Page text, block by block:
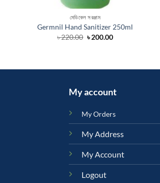
মেডিকেল সরঞ্জাম
Germnil Hand Sanitizer 250ml
৳220.00 Original
৳200.00Current
My account
My Orders
My Address
My Account
Logout